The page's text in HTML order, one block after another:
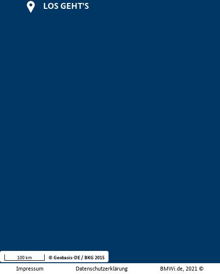
LOS GEHT'S
Impressum Datenschutzerklärung BMWi.de, 2021 ©
100 km © Geobasis-DE / BKG 2015